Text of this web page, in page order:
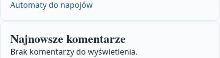
Automaty do napojów
Najnowsze komentarze
Brak komentarzy do wyświetlenia.